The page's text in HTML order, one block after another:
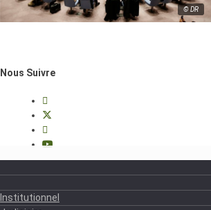
© DR
Nous Suivre
Institutionnel